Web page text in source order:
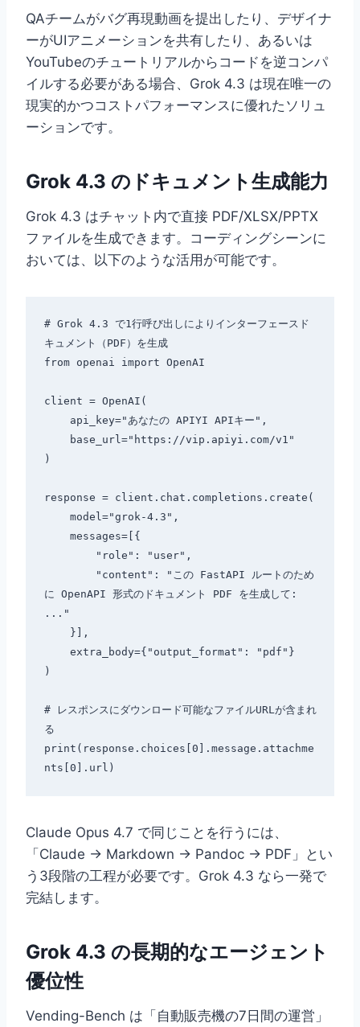
QAチームがバグ再現動画を提出したり、デザイナ
ーがUIアニメーションを共有したり、あるいは
YouTubeのチュートリアルからコードを逆コンパ
イルする必要がある場合、Grok 4.3 は現在唯一の
現実的かつコストパフォーマンスに優れたソリュ
ーションです。
Grok 4.3 のドキュメント生成能力
Grok 4.3 はチャット内で直接 PDF/XLSX/PPTX
ファイルを生成できます。コーディングシーンに
おいては、以下のような活用が可能です。
# Grok 4.3 で1行呼び出しによりインターフェースド
キュメント（PDF）を生成
from openai import OpenAI
client = OpenAI(
)
response = client.chat.completions.create(
に OpenAPI 形式のドキュメント PDF を生成して:
..."
)
# レスポンスにダウンロード可能なファイルURLが含まれ
る
print(response.choices[0].message.attachme
Claude Opus 4.7 で同じことを行うには、
「Claude → Markdown → Pandoc → PDF」とい
う3段階の工程が必要です。Grok 4.3 なら一発で
完結します。
Grok 4.3 の長期的なエージェント
優位性
Vending-Bench は「自動販売機の7日間の運営」